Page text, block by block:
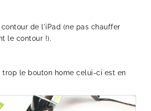
de l'iPad (ne pas chauffer
le contour !).
trop le bouton home celui-ci est en